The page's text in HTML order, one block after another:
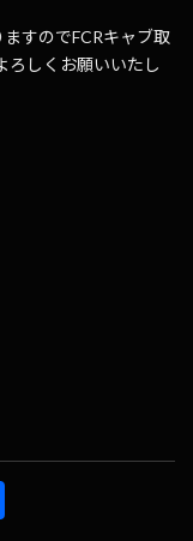
すのでFCRキャブ取
ろしくお願いいたし